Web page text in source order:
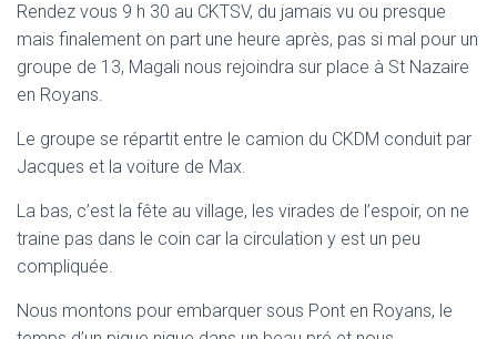
Rendez vous 9 h 30 au CKTSV, du jamais vu ou presque
mais finalement on part une heure après, pas si mal pour un
groupe de 13, Magali nous rejoindra sur place à St Nazaire
en Royans.
Le groupe se répartit entre le camion du CKDM conduit par
Jacques et la voiture de Max.
La bas, c’est la fête au village, les virades de l’espoir, on ne
traine pas dans le coin car la circulation y est un peu
compliquée.
Nous montons pour embarquer sous Pont en Royans, le